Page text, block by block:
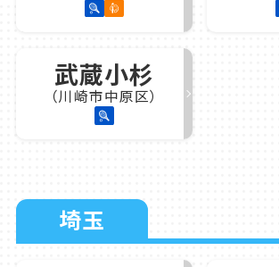
武蔵小杉
（川崎市中原区）
埼玉